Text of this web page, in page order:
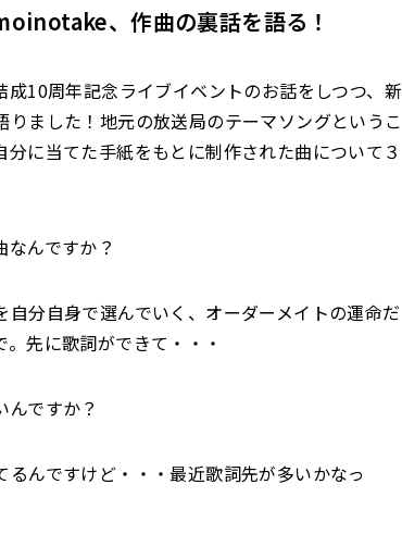
、作曲の裏話を語る！
10周年記念ライブイベントのお話をしつつ、 新
りました！地元の放送局のテーマソングというこ
に当てた手紙をもとに制作された曲について３
んですか？
自分自身で選んでいく、オーダーメイトの運命だ
先に歌詞ができて・・・
ですか？
んですけど・・・最近歌詞先が多いかなっ